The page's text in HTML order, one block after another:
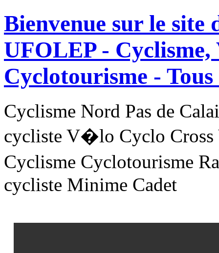
Bienvenue sur le site
UFOLEP -
Cyclotourisme -
Cyclisme Nord Pas de
cycliste V�lo Cyclo Cross
Cyclisme Cyclotourisme
cycliste Minime Cadet